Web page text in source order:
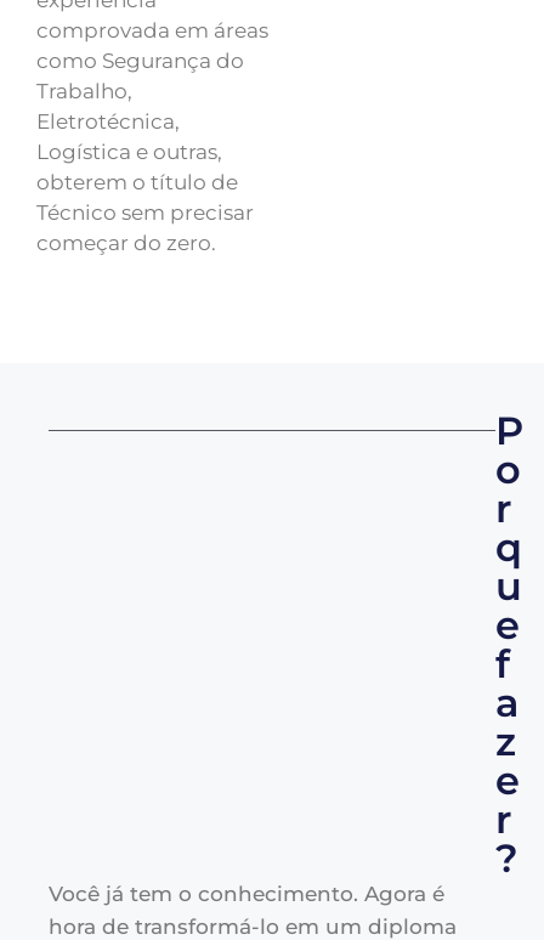
comprovada em áreas
como Segurança do
Trabalho,
Eletrotécnica,
Logística e outras,
obterem o título de
Técnico sem precisar
começar do zero.
P
o
r
q
u
e
f
a
z
e
r
?
Você já tem o conhecimento. Agora é
hora de transformá-lo em um diploma